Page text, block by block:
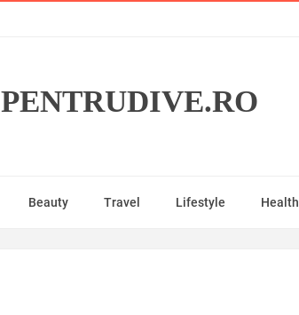
PENTRUDIVE.RO
Beauty Travel Lifestyle Health